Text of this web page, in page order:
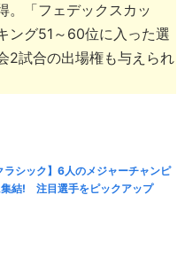
。「フェデックスカッ
ング51～60位に入った選
2試合の出場権も与えられ
ラシック】6人のメジャーチャンピ
結! 注目選手をピックアップ